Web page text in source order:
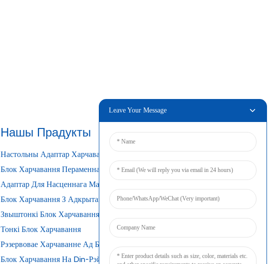
Нашы Прадукты
Настольны Адаптар Харчавання
Блок Харчавання Пераменнага Току
Адаптар Для Насценнага Мацавання
Блок Харчавання З Адкрытай Рамай
Звыштонкі Блок Харчавання
Тонкі Блок Харчавання
Рэзервовае Харчаванне Ад Батарэі
Блок Харчавання На Din-Рэйку
Падключыць
Leave Your Message